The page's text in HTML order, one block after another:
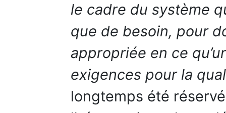
le cadre du système
que de besoin, pour
appropriée en ce
exigences pour la
longtemps été